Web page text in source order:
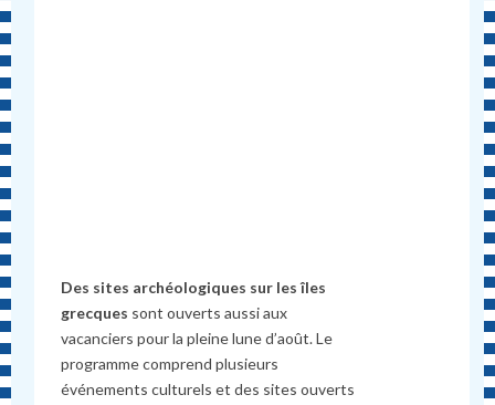
Des sites archéologiques sur les îles
grecques sont ouverts aussi aux
vacanciers pour la pleine lune d’août. Le
programme comprend plusieurs
événements culturels et des sites ouverts